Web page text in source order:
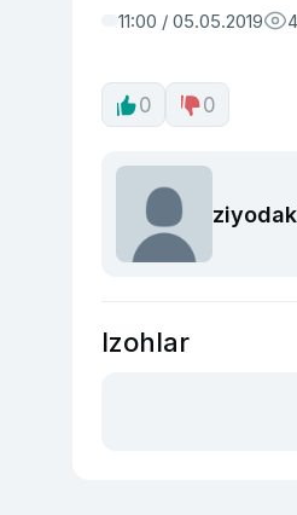
11:00 / 05.05.2019
0 0
Izohlar